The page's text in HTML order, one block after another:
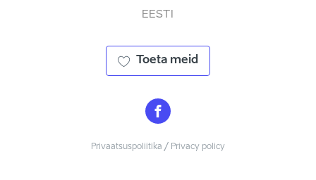
EESTI
Toeta meid
Privaatsuspoliitika / Privacy policy